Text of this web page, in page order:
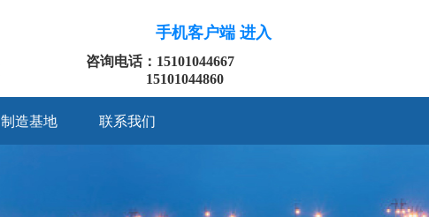
手机客户端 进入
咨询电话：15101044667
15101044860
制造基地 联系我们